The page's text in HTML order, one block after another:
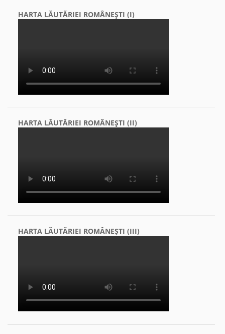
HARTA LĂUTĂRIEI ROMÂNEŞTI (I)
HARTA LĂUTĂRIEI ROMÂNEŞTI (II)
HARTA LĂUTĂRIEI ROMÂNEŞTI (III)